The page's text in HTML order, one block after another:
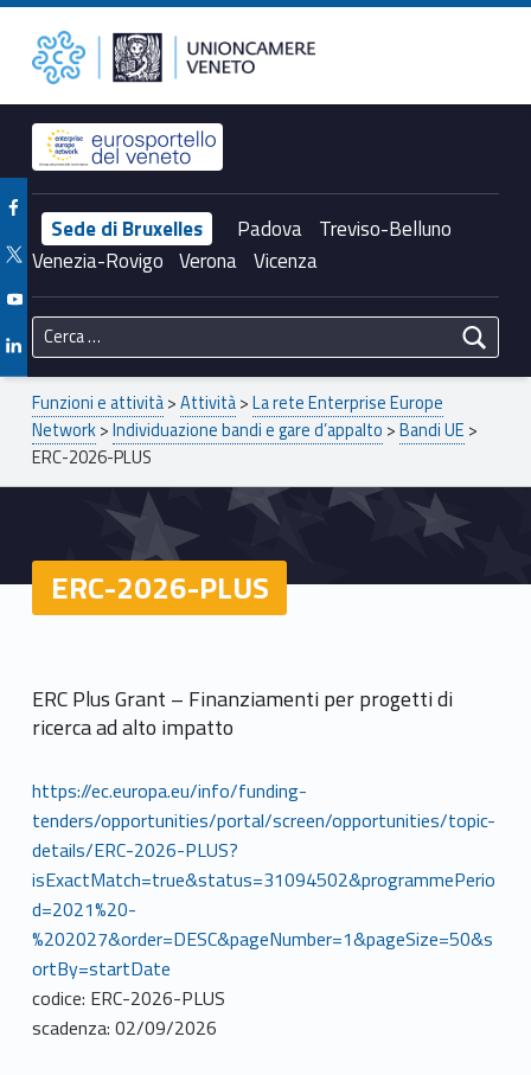
ERC-2026-PLUS – Unioncamere del Veneto Unioncamere del Veneto
Header info sidebar
Sede di Bruxelles Padova Treviso-Belluno
Venezia-Rovigo Verona Vicenza
Facebook Unioncamere Veneto
Twitter Unioncamere Veneto
Youtube Unioncamere Veneto
Linkedin Unioncamere Veneto
Ricerca per:
Breadcrumbs navigation
Funzioni e attività>Attività>La rete Enterprise Europe
Network>Individuazione bandi e gare d’appalto >Bandi UE >
ERC-2026-PLUS
ERC-2026-PLUS
ERC Plus Grant – Finanziamenti per progetti di
ricerca ad alto impatto
https://ec.europa.eu/info/funding-
tenders/opportunities/portal/screen/opportunities/topic-
details/ERC-2026-PLUS?
isExactMatch=true&status=31094502&programmePerio
d=2021%20-
%202027&order=DESC&pageNumber=1&pageSize=50&s
ortBy=startDate
codice: ERC-2026-PLUS
scadenza: 02/09/2026